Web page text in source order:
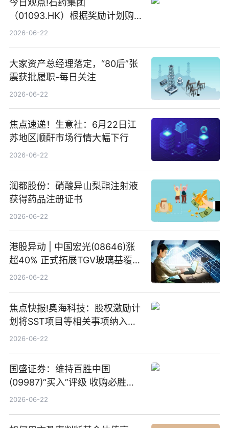
今日观点!石药集团
（01093.HK）根据奖励计划购
回580万股
2026-06-22
大家资产总经理落定，“80后”张
震获批履职-每日关注
2026-06-22
焦点速递！生意社：6月22日江
苏地区顺酐市场行情大幅下行
2026-06-22
润都股份：硝酸异山梨酯注射液
获得药品注册证书
2026-06-22
港股异动 | 中国宏光(08646)涨
超40% 正式拓展TGV玻璃基覆铜
板新材料业务
2026-06-22
焦点快报!奥海科技：股权激励计
划将SST项目等相关事项纳入专
项业务发展考核指标
2026-06-22
国盛证券：维持百胜中国
(09987)“买入”评级 收购必胜客
中国增厚利润加速成长 信息
2026-06-22